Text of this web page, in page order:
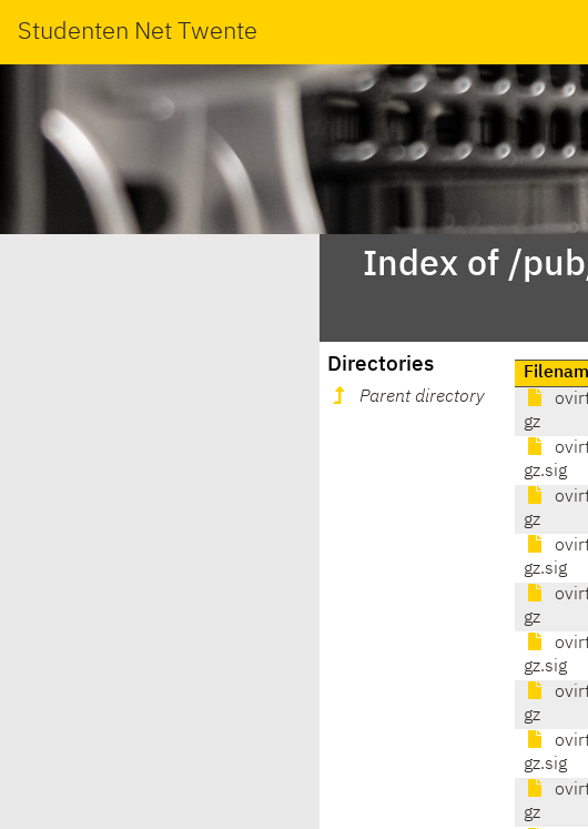
Studenten Net Twente
Index of /
Directories
Parent directory
gz
gz.sig
gz
gz.sig
gz
gz.sig
gz
gz.sig
gz